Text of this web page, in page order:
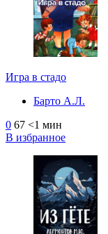
Игра в стадо
Барто А.Л.
0 67 <1 мин
В избранное